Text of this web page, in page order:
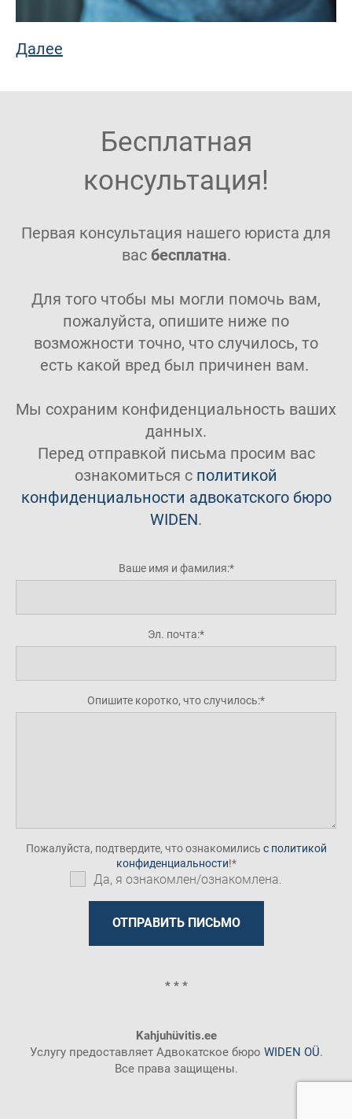
Далее
Бесплатная
консультация!
Первая консультация нашего юриста для
вас бесплатна.
Для того чтобы мы могли помочь вам,
пожалуйста, опишите ниже по
возможности точно, что случилось, то
есть какой вред был причинен вам.
Мы сохраним конфиденциальность ваших
данных.
Перед отправкой письма просим вас
ознакомиться с политикой
конфиденциальности адвокатского бюро
WIDEN.
Ваше имя и фамилия:
Эл. почта:
Опишите коротко, что случилось:
Пожалуйста, подтвердите, что ознакомились с политикой
конфиденциальности!
Да, я ознакомлен/ознакомлена.
* * *
Kahjuhüvitis.ee
Услугу предоставляет Адвокатское бюро WIDEN OÜ.
Все права защищены.